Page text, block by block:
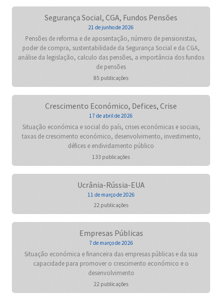
Segurança Social, CGA, Fundos Pensões
21 de junho de 2026
Pensões de reforma e de aposentação, número de pensionistas,
poder de compra, sustentabilidade da Segurança Social e da CGA,
análise da legislação, calculo das pensões, a importância dos fundos
de pensões
85 publicações
Crescimento Económico, Defices, Crise
17 de abril de 2026
Situação económica e social do país, crises económicas e sociais,
taxas de crescimento económico, desenvolvimento, investimento,
défices e endividamento público
133 publicações
Ucrânia-Rússia-EUA
11 de março de 2026
22 publicações
Empresas Públicas
7 de março de 2026
Situação económica e financeira das empresas públicas e da sua
capacidade para promover o crescimento económico e o
desenvolvimento
22 publicações